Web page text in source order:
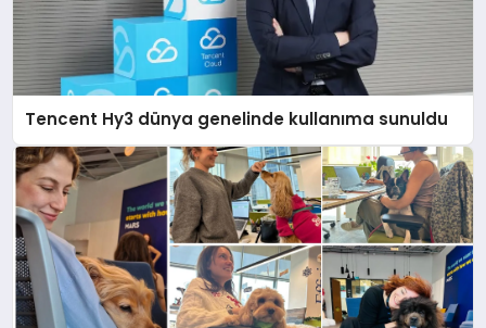
Tencent Hy3 dünya genelinde kullanıma sunuldu